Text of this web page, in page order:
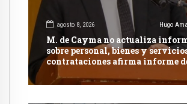
agosto 8, 2026 Hugo
M. de Cayma no actualiza
sobre personal, bienes y
contrataciones afirma informe
Contraloría